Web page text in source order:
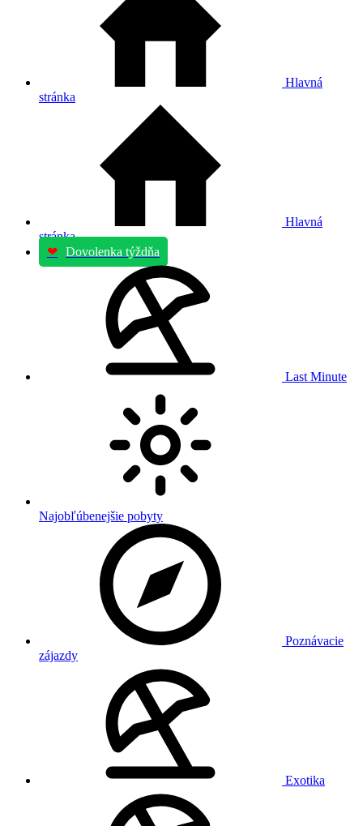
Hlavná
stránka
Hlavná
stránka
❤ Dovolenka týždňa
Last Minute
Najobľúbenejšie pobyty
Poznávacie
zájazdy
Exotika